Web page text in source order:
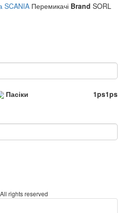
SCANIA Перемикачі Brand SORL
1ps
Пасіки
1ps
All rights reserved